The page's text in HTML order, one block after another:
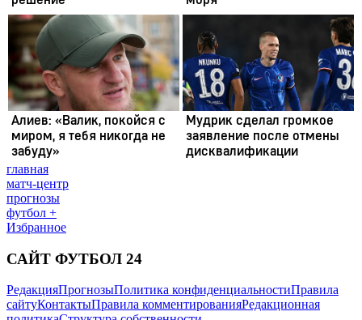
главная
матч-центр
прогнозы
футбол +
Избранное
САЙТ ФУТБОЛ 24
РедакцияПрогнозыПолитика конфиденциальностиПравила
сайтуКонтактыПравила комментированияРедакционная